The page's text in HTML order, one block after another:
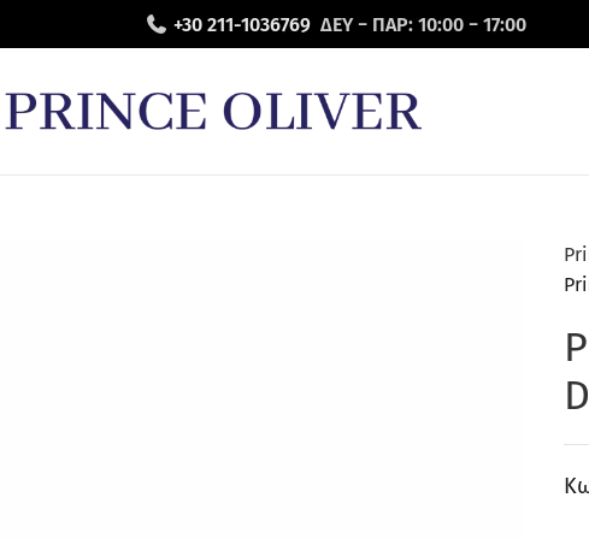
+30 211-1036769 ΔΕΥ − ΠΑΡ: 10:00 − 17:00